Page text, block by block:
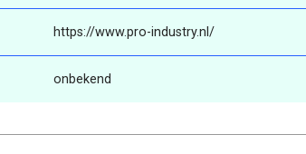
https://www.pro-industry.nl/
onbekend